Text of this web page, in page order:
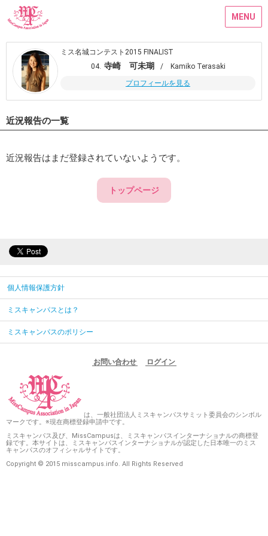
MENU
ミス名城コンテスト2015 FINALIST
04. 寺崎 可未瑚
/ Kamiko Terasaki
プロフィールを見る
近況報告の一覧
近況報告はまだ登録されていないようです。
トップページ
個人情報保護方針
ミスキャンパスとは？
ミスキャンパスのポリシー
お問い合わせ ログイン
は、一般社団法人ミスキャンパスサミット委員会のシンボル
マークです。※現在商標登録申請中です。
ミスキャンパス及び、MissCampusは、ミスキャンパスインターナショナルの商標登
録です。本サイトは、ミスキャンパスインターナショナルが認定した日本唯一のミス
キャンパスのオフィシャルサイトです。
Copyright © 2015 misscampus.info. All Rights Reserved